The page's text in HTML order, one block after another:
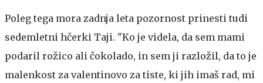
Poleg tega mora zadnja leta pozornost prinesti tudi
sedemletni hčerki Taji. "Ko je videla, da sem mami
podaril rožico ali čokolado, in sem ji razložil, da to je
malenkost za valentinovo za tiste, ki jih imaš rad, mi